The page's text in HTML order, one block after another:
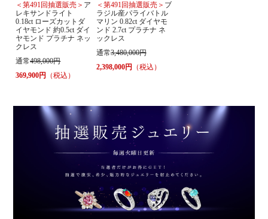
＜第491回抽選販売＞ ア
レキサンドライト
0.18ct ローズカットダ
イヤモンド 約0.5ct ダイ
ヤモンド プラチナ ネッ
クレス
通常498,000円
369,900円
（税込）
＜第491回抽選販売＞ ブ
ラジル産パライバトル
マリン 0.82ct ダイヤモ
ンド 2.7ct プラチナ ネ
ックレス
通常3,480,000円
2,398,000円
（税込）